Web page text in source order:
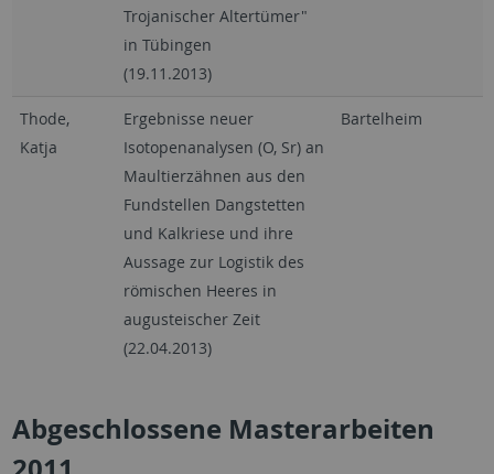
Trojanischer Altertümer"
in Tübingen
(19.11.2013)
Thode,
Katja
Ergebnisse neuer
Isotopenanalysen (O, Sr) an
Maultierzähnen aus den
Fundstellen Dangstetten
und Kalkriese und ihre
Aussage zur Logistik des
römischen Heeres in
augusteischer Zeit
(22.04.2013)
Bartelheim
Abgeschlossene Masterarbeiten